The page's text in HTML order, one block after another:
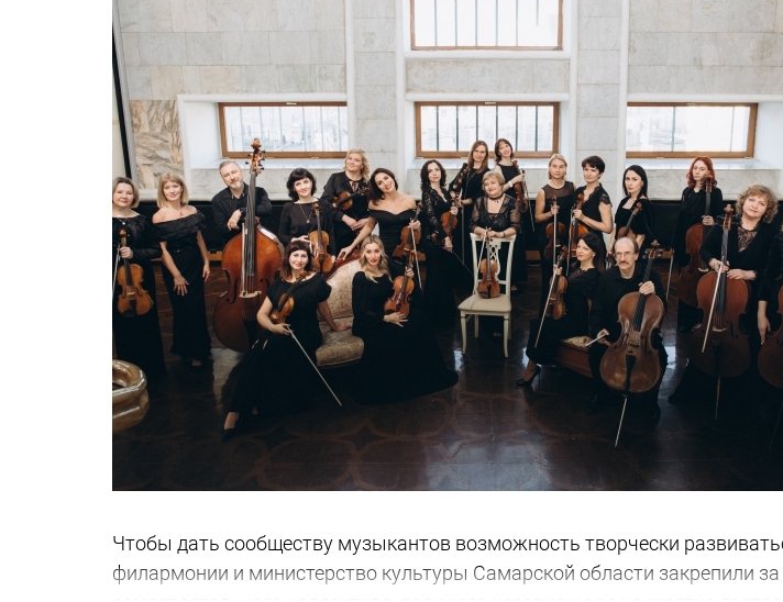
Чтобы дать сообществу музыкантов возможность творчески
филармонии и министерство культуры Самарской области закрепили